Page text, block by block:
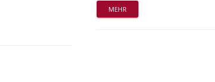
MEHR